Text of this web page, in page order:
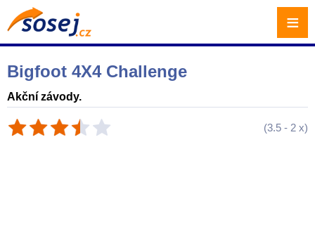
Bigfoot 4X4 Challenge
Akční závody.
(3.5 - 2 x)
≡